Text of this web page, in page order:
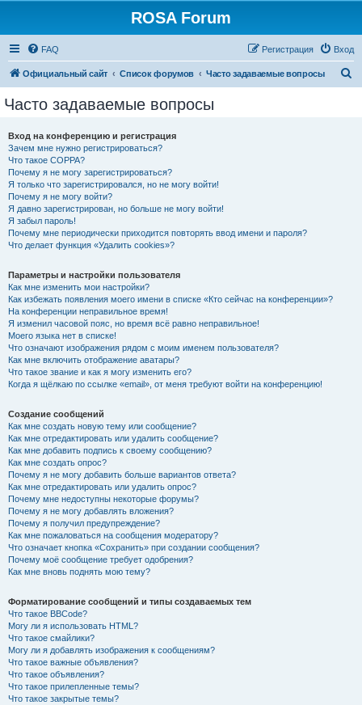
ROSA Forum
FAQ Вход
Регистрация
Официальный сайт Список форумов Часто задаваемые вопросы
Часто задаваемые вопросы
Вход на конференцию и регистрация
Зачем мне нужно регистрироваться?
Что такое COPPA?
Почему я не могу зарегистрироваться?
Я только что зарегистрировался, но не могу войти!
Почему я не могу войти?
Я давно зарегистрирован, но больше не могу войти!
Я забыл пароль!
Почему мне периодически приходится повторять ввод имени и пароля?
Что делает функция «Удалить cookies»?
Параметры и настройки пользователя
Как мне изменить мои настройки?
Как избежать появления моего имени в списке «Кто сейчас на конференции»?
На конференции неправильное время!
Я изменил часовой пояс, но время всё равно неправильное!
Моего языка нет в списке!
Что означают изображения рядом с моим именем пользователя?
Как мне включить отображение аватары?
Что такое звание и как я могу изменить его?
Когда я щёлкаю по ссылке «email», от меня требуют войти на конференцию!
Создание сообщений
Как мне создать новую тему или сообщение?
Как мне отредактировать или удалить сообщение?
Как мне добавить подпись к своему сообщению?
Как мне создать опрос?
Почему я не могу добавить больше вариантов ответа?
Как мне отредактировать или удалить опрос?
Почему мне недоступны некоторые форумы?
Почему я не могу добавлять вложения?
Почему я получил предупреждение?
Как мне пожаловаться на сообщения модератору?
Что означает кнопка «Сохранить» при создании сообщения?
Почему моё сообщение требует одобрения?
Как мне вновь поднять мою тему?
Форматирование сообщений и типы создаваемых тем
Что такое BBCode?
Могу ли я использовать HTML?
Что такое смайлики?
Могу ли я добавлять изображения к сообщениям?
Что такое важные объявления?
Что такое объявления?
Что такое прилепленные темы?
Что такое закрытые темы?